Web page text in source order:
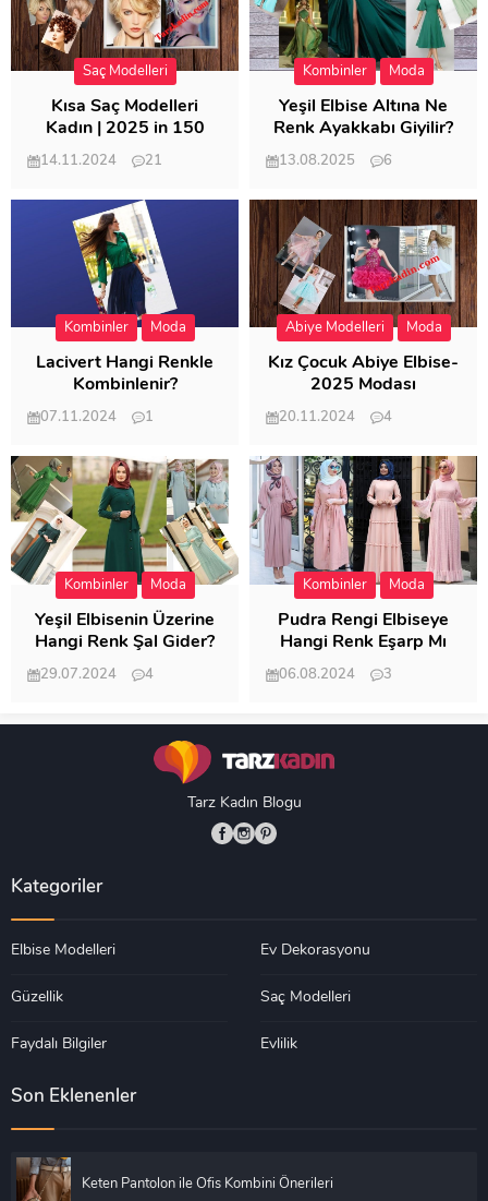
Saç Modelleri
Kısa Saç Modelleri
Kadın | 2025 in 150
Modeli
14.11.2024
21
Kombinler Moda
Yeşil Elbise Altına Ne
Renk Ayakkabı Giyilir?
13.08.2025
6
Kombinler Moda
Lacivert Hangi Renkle
Kombinlenir?
07.11.2024
1
Abiye Modelleri Moda
Kız Çocuk Abiye Elbise-
2025 Modası
20.11.2024
4
Kombinler Moda
Yeşil Elbisenin Üzerine
Hangi Renk Şal Gider?
29.07.2024
4
Kombinler Moda
Pudra Rengi Elbiseye
Hangi Renk Eşarp Mı
Dedi Birisi
06.08.2024
3
Tarz Kadın Blogu
Kategoriler
Elbise Modelleri Ev Dekorasyonu
Güzellik Saç Modelleri
Faydalı Bilgiler Evlilik
Son Eklenenler
Keten Pantolon ile Ofis Kombini Önerileri